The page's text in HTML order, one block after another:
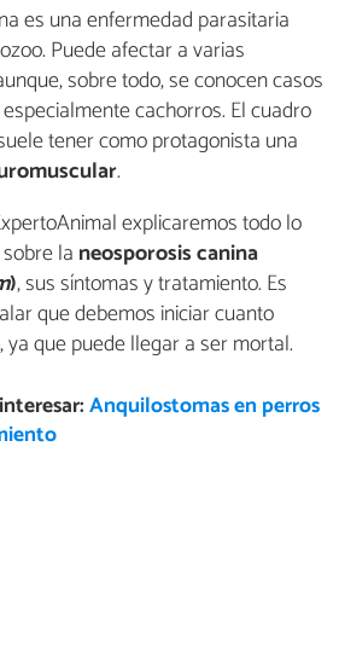
es una enfermedad parasitaria
Puede afectar a varias
sobre todo, se conocen casos
cachorros. El cuadro
tener como protagonista una
.
explicaremos todo lo
la neosporosis canina
), sus síntomas y tratamiento. Es
que debemos iniciar cuanto
que puede llegar a ser mortal.
Anquilostomas en perros